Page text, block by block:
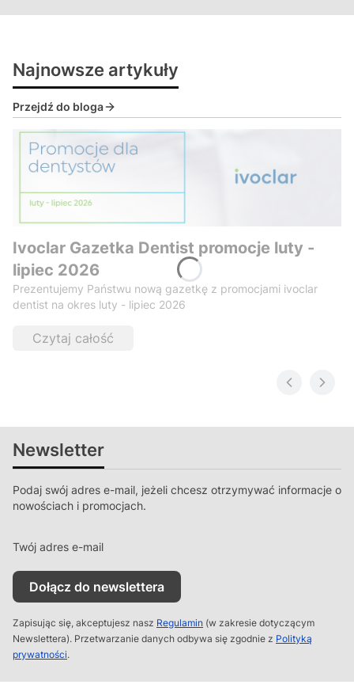
Najnowsze artykuły
Przejdź do bloga
Ivoclar Gazetka Dentist promocje luty -
lipiec 2026
Prezentujemy Państwu nową gazetkę z promocjami ivoclar
dentist na okres luty - lipiec 2026
Czytaj całość
Newsletter
Podaj swój adres e-mail, jeżeli chcesz otrzymywać informacje o
nowościach i promocjach.
Twój adres e-mail
Dołącz do newslettera
Zapisując się, akceptujesz nasz Regulamin (w zakresie dotyczącym
Newslettera). Przetwarzanie danych odbywa się zgodnie z Polityką
prywatności.